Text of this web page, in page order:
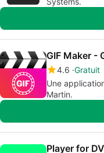
GIF Maker -
4.6 Gratuit
Une
Martin.
Player for